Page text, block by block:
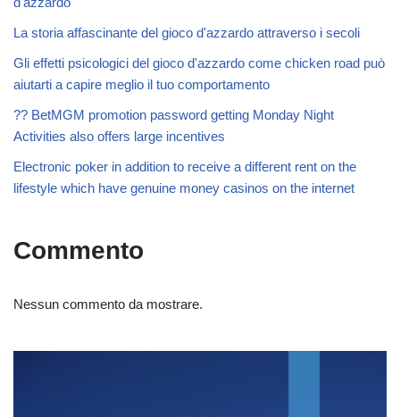
La storia affascinante del gioco d'azzardo attraverso i secoli
Gli effetti psicologici del gioco d'azzardo come chicken road può
aiutarti a capire meglio il tuo comportamento
?? BetMGM promotion password getting Monday Night
Activities also offers large incentives
Electronic poker in addition to receive a different rent on the
lifestyle which have genuine money casinos on the internet
Commento
Nessun commento da mostrare.